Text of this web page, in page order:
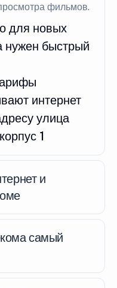
фильмов.
для новых
нужен быстрый
интернет
улица
1
и
самый